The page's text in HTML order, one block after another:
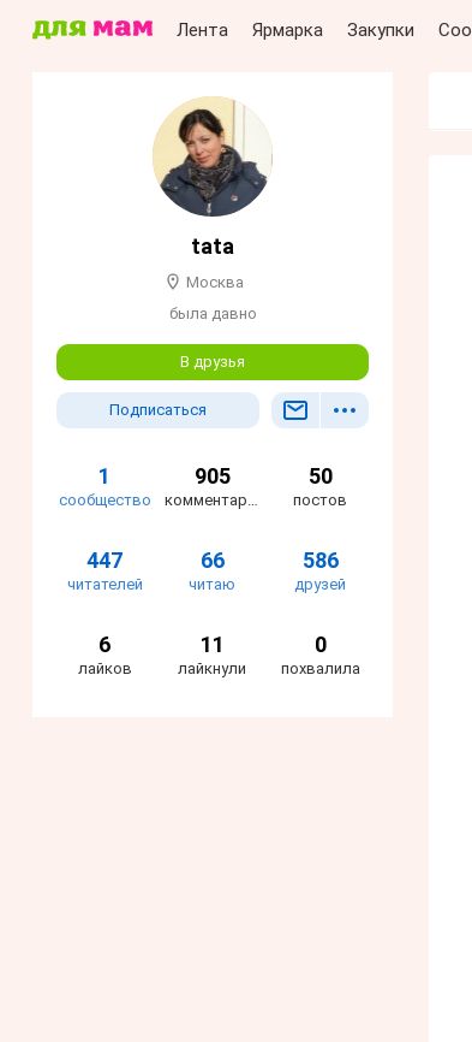
Лента Ярмарка Закупки
tata
Москва
была давно
В друзья
Подписаться
1
сообщество
905
комментариев
50
постов
447
читателей
66
читаю
586
друзей
6
лайков
11
лайкнули
0
похвалила